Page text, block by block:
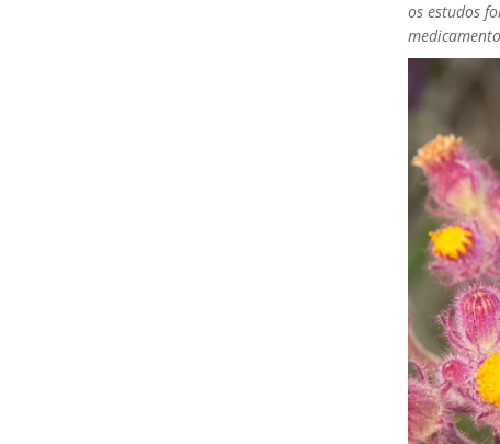
os estudos